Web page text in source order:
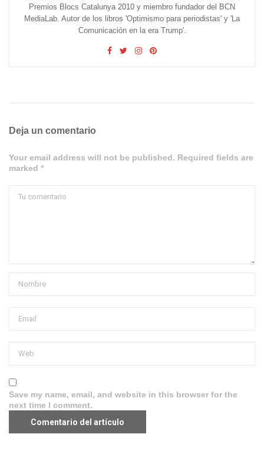
Premios Blocs Catalunya 2010 y miembro fundador del BCN
MediaLab. Autor de los libros 'Optimismo para periodistas' y 'La
Comunicación en la era Trump'.
Deja un comentario
Your email address will not be published. Required fields are
marked *
Save my name, email, and website in this browser for the
next time I comment.